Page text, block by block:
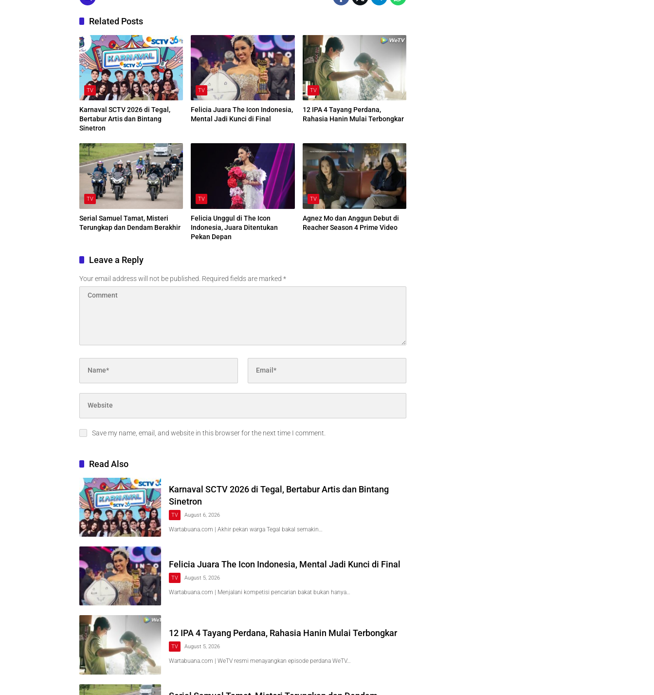
Related Posts
TV
Karnaval SCTV 2026 di Tegal,
Bertabur Artis dan Bintang
Sinetron
TV
Felicia Juara The Icon Indonesia,
Mental Jadi Kunci di Final
TV
12 IPA 4 Tayang Perdana,
Rahasia Hanin Mulai Terbongkar
TV
Serial Samuel Tamat, Misteri
Terungkap dan Dendam Berakhir
TV
Felicia Unggul di The Icon
Indonesia, Juara Ditentukan
Pekan Depan
TV
Agnez Mo dan Anggun Debut di
Reacher Season 4 Prime Video
Leave a Reply
Your email address will not be published. Required fields are marked *
Save my name, email, and website in this browser for the next time I comment.
Read Also
Karnaval SCTV 2026 di Tegal, Bertabur Artis dan Bintang
Sinetron
TV August 6, 2026
Wartabuana.com | Akhir pekan warga Tegal bakal semakin…
Felicia Juara The Icon Indonesia, Mental Jadi Kunci di Final
TV August 5, 2026
Wartabuana.com | Menjalani kompetisi pencarian bakat bukan hanya…
12 IPA 4 Tayang Perdana, Rahasia Hanin Mulai Terbongkar
TV August 5, 2026
Wartabuana.com | WeTV resmi menayangkan episode perdana WeTV…